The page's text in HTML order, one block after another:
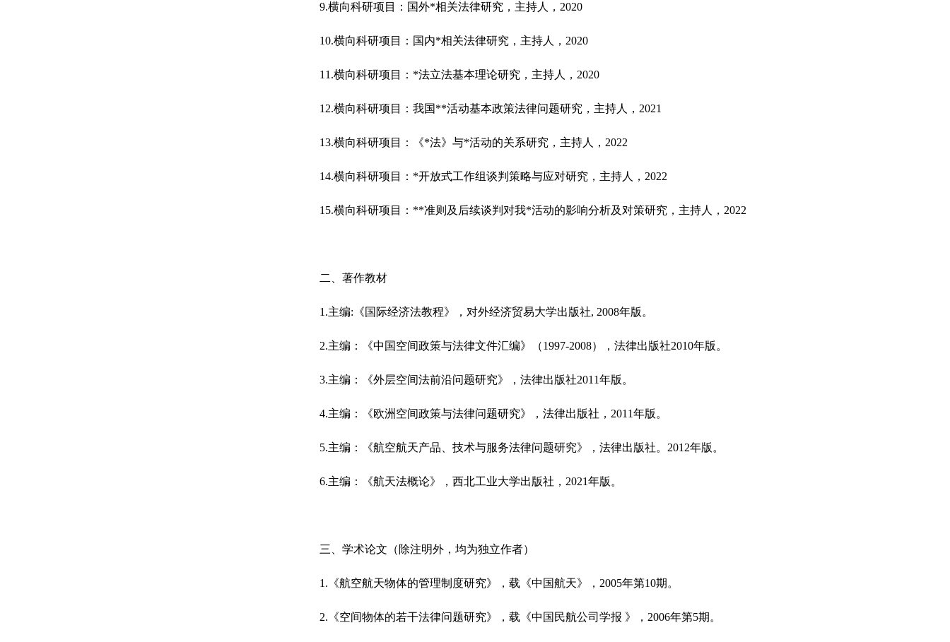
9.横向科研项目：国外*相关法律研究，主持人，2020
10.横向科研项目：国内*相关法律研究，主持人，2020
11.横向科研项目：*法立法基本理论研究，主持人，2020
12.横向科研项目：我国**活动基本政策法律问题研究，主持人，2021
13.横向科研项目：《*法》与*活动的关系研究，主持人，2022
14.横向科研项目：*开放式工作组谈判策略与应对研究，主持人，2022
15.横向科研项目：**准则及后续谈判对我*活动的影响分析及对策研究，主持人，2022
二、著作教材
1.主编:《国际经济法教程》，对外经济贸易大学出版社, 2008年版。
2.主编：《中国空间政策与法律文件汇编》（1997-2008），法律出版社2010年版。
3.主编：《外层空间法前沿问题研究》，法律出版社2011年版。
4.主编：《欧洲空间政策与法律问题研究》，法律出版社，2011年版。
5.主编：《航空航天产品、技术与服务法律问题研究》，法律出版社。2012年版。
6.主编：《航天法概论》，西北工业大学出版社，2021年版。
三、学术论文（除注明外，均为独立作者）
1.《航空航天物体的管理制度研究》，载《中国航天》，2005年第10期。
2.《空间物体的若干法律问题研究》，载《中国民航公司学报 》，2006年第5期。